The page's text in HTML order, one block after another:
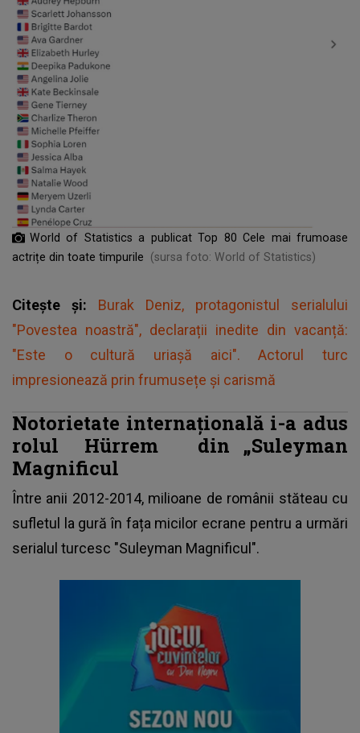
World of Statistics a publicat Top 80 Cele mai frumoase
actrițe din toate timpurile
(sursa foto: World of Statistics)
Citește și: Burak Deniz, protagonistul serialului
"Povestea noastră", declarații inedite din vacanță:
"Este o cultură uriașă aici". Actorul turc
impresionează prin frumusețe și carismă
Notorietate internațională i-a adus
rolul
Hürrem
din „Suleyman
Magnificul
Între anii 2012-2014, milioane de românii stăteau cu
sufletul la gură în fața micilor ecrane pentru a urmări
serialul turcesc "Suleyman Magnificul".